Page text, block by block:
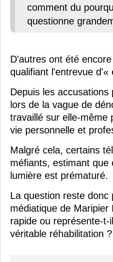
comment du
questionne
D'autres ont été
qualifiant l'entrevue d'«
Depuis les
lors de la vague de
travaillé sur elle-même
vie personnelle et
Malgré cela, certains
méfiants, estimant que
lumière est prématuré.
La question reste donc
médiatique de Maripier
rapide ou représente-
véritable réhabilitation ?